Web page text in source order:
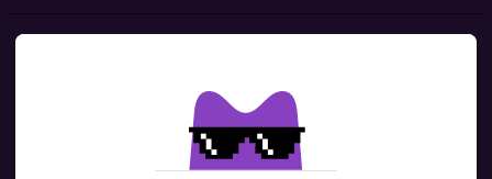
Kontakta oss